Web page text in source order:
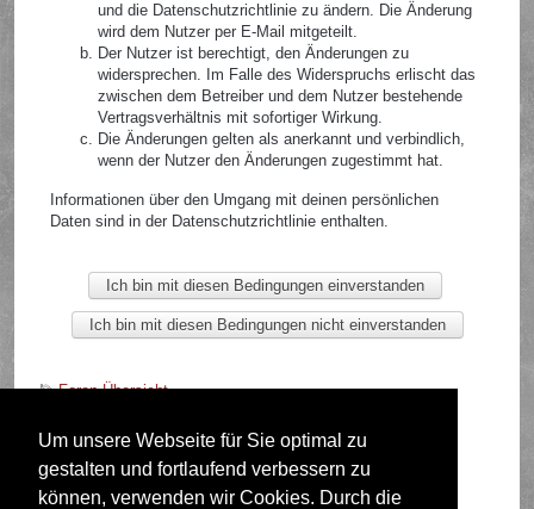
Um unsere Webseite für Sie optimal zu
gestalten und fortlaufend verbessern zu
können, verwenden wir Cookies. Durch die
und die Datenschutzrichtlinie zu ändern. Die Änderung
wird dem Nutzer per E-Mail mitgeteilt.
Der Nutzer ist berechtigt, den Änderungen zu
widersprechen. Im Falle des Widerspruchs erlischt das
zwischen dem Betreiber und dem Nutzer bestehende
Vertragsverhältnis mit sofortiger Wirkung.
Die Änderungen gelten als anerkannt und verbindlich,
wenn der Nutzer den Änderungen zugestimmt hat.
Informationen über den Umgang mit deinen persönlichen
Daten sind in der Datenschutzrichtlinie enthalten.
Foren-Übersicht
Deutsche Übersetzung durchphpBB.de